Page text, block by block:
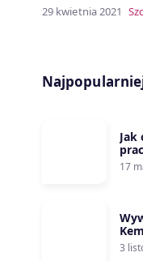
29 kwietnia 2021
Jak
17
3